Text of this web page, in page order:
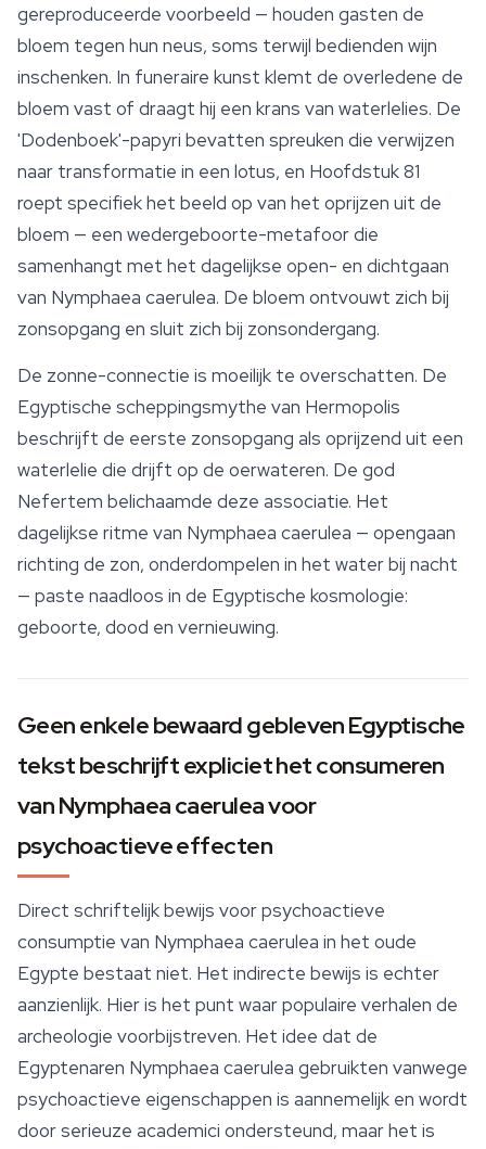
gereproduceerde voorbeeld — houden gasten de
bloem tegen hun neus, soms terwijl bedienden wijn
inschenken. In funeraire kunst klemt de overledene de
bloem vast of draagt hij een krans van waterlelies. De
'Dodenboek'-papyri bevatten spreuken die verwijzen
naar transformatie in een lotus, en Hoofdstuk 81
roept specifiek het beeld op van het oprijzen uit de
bloem — een wedergeboorte-metafoor die
samenhangt met het dagelijkse open- en dichtgaan
van Nymphaea caerulea. De bloem ontvouwt zich bij
zonsopgang en sluit zich bij zonsondergang.
De zonne-connectie is moeilijk te overschatten. De
Egyptische scheppingsmythe van Hermopolis
beschrijft de eerste zonsopgang als oprijzend uit een
waterlelie die drijft op de oerwateren. De god
Nefertem belichaamde deze associatie. Het
dagelijkse ritme van Nymphaea caerulea — opengaan
richting de zon, onderdompelen in het water bij nacht
— paste naadloos in de Egyptische kosmologie:
geboorte, dood en vernieuwing.
Geen enkele bewaard gebleven Egyptische
tekst beschrijft expliciet het consumeren
van Nymphaea caerulea voor
psychoactieve effecten
Direct schriftelijk bewijs voor psychoactieve
consumptie van Nymphaea caerulea in het oude
Egypte bestaat niet. Het indirecte bewijs is echter
aanzienlijk. Hier is het punt waar populaire verhalen de
archeologie voorbijstreven. Het idee dat de
Egyptenaren Nymphaea caerulea gebruikten vanwege
psychoactieve eigenschappen is aannemelijk en wordt
door serieuze academici ondersteund, maar het is